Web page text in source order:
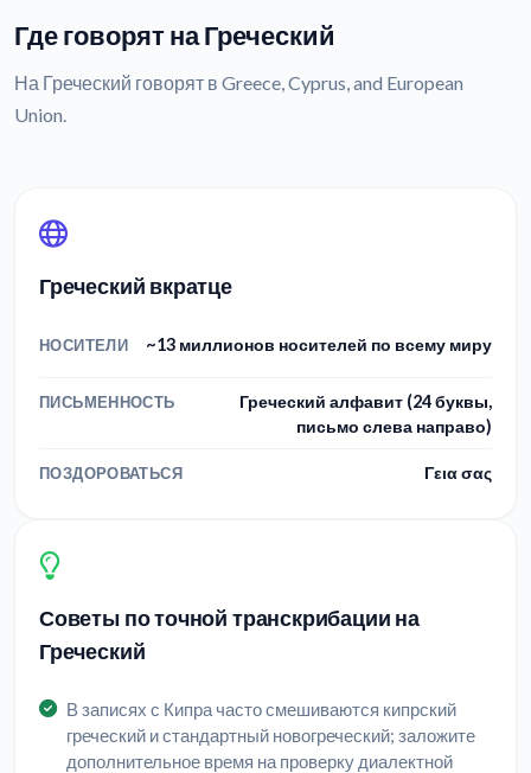
Где говорят на Греческий
На Греческий говорят в Greece, Cyprus, and European
Union.
Греческий вкратце
НОСИТЕЛИ ~13 миллионов носителей по всему миру
ПИСЬМЕННОСТЬ
Греческий алфавит (24 буквы,
письмо слева направо)
ПОЗДОРОВАТЬСЯ Γεια σας
Советы по точной транскрибации на
Греческий
В записях с Кипра часто смешиваются кипрский
греческий и стандартный новогреческий; заложите
дополнительное время на проверку диалектной